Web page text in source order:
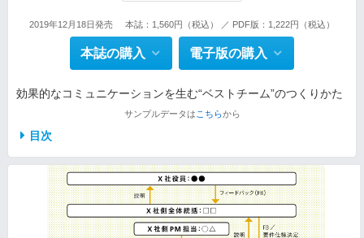
2019年12月18日発売 本誌：1,560円（税込） ／ PDF版：1,222円（税込）
本誌の購入 電子版の購入
効果的なコミュニケーションを生む“ベストチーム”のつくりかた
サンプルデータは こちらから
目次